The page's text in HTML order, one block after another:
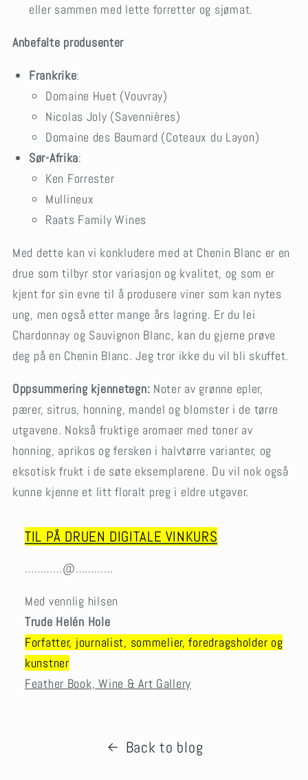
eller sammen med lette forretter og sjømat.
Anbefalte produsenter
Frankrike:
Domaine Huet (Vouvray)
Nicolas Joly (Savennières)
Domaine des Baumard (Coteaux du Layon)
Sør-Afrika:
Ken Forrester
Mullineux
Raats Family Wines
Med dette kan vi konkludere med at Chenin Blanc er en
drue som tilbyr stor variasjon og kvalitet, og som er
kjent for sin evne til å produsere viner som kan nytes
ung, men også etter mange års lagring. Er du lei
Chardonnay og Sauvignon Blanc, kan du gjerne prøve
deg på en Chenin Blanc. Jeg tror ikke du vil bli skuffet.
Oppsummering kjennetegn: Noter av grønne epler,
pærer, sitrus, honning, mandel og blomster i de tørre
utgavene. Nokså fruktige aromaer med toner av
honning, aprikos og fersken i halvtørre varianter, og
eksotisk frukt i de søte eksemplarene. Du vil nok også
kunne kjenne et litt floralt preg i eldre utgaver.
TIL PÅ DRUEN DIGITALE VINKURS
…………@…………
Med vennlig hilsen
Trude Helén Hole
Forfatter, journalist, sommelier, foredragsholder og
kunstner
Feather Book, Wine & Art Gallery
Back to blog